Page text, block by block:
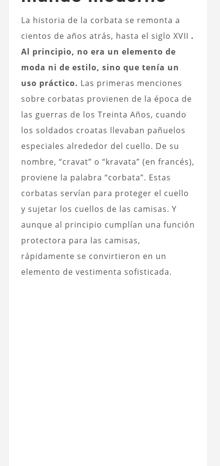
La historia de la corbata se remonta a
cientos de años atrás, hasta el siglo XVII .
Al principio, no era un elemento de
moda ni de estilo, sino que tenía un
uso práctico. Las primeras menciones
sobre corbatas provienen de la época de
las guerras de los Treinta Años, cuando
los soldados croatas llevaban pañuelos
especiales alrededor del cuello. De su
nombre, “cravat” o “kravata” (en francés),
proviene la palabra “corbata”. Estas
corbatas servían para proteger el cuello
y sujetar los cuellos de las camisas. Y
aunque al principio cumplían una función
protectora para las camisas,
rápidamente se convirtieron en un
elemento de vestimenta sofisticada.